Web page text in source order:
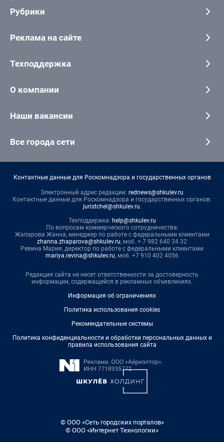
Рубрики
Реклама на сайте
Техподдержка
О компании
Наши вакансии
Все города сети
Контактные данные для Роскомнадзора и государственных органов
Электронный адрес редакции: rednews@shkulev.ru
Контактные данные для Роскомнадзора и государственных органов:
juristchel@shkulev.ru.
Техподдержка: help@shkulev.ru
По вопросам коммерческого сотрудничества:
Жапарова Жанна, менеджер по работе с федеральными клиентами
zhanna.zhaparova@shkulev.ru, моб. + 7 982 640 34 32
Ревина Мария, директор по работе с федеральными клиентами
mariya.revina@shkulev.ru, моб. +7 910 402 4056
Редакция сайта не несет ответственности за достоверность
информации, содержащейся в рекламных объявлениях.
Информация об ограничениях
Политика использования cookies
Рекомендательные системы
Политика конфиденциальности и обработки персональных данных и
правила использования сайта
© ООО «Сеть городских порталов»
© ООО «Интернет Технологии»